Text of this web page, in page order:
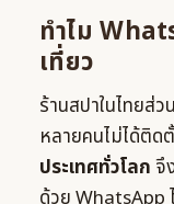
ทำไม
เที่ยว
ร้านสปาในไทยส่
หลายคนไม่ได้ติด
ประเทศทั่วโลกจึ
ด้วย WhatsApp